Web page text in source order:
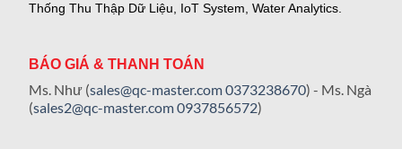
Thống Thu Thập Dữ Liệu, IoT System, Water Analytics.
BÁO GIÁ & THANH TOÁN
Ms. Như (sales@qc-master.com0373238670) - Ms. Ngà
(sales2@qc-master.com0937856572)